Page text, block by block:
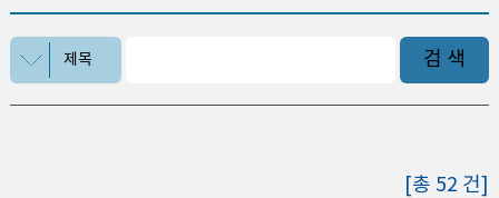
제목 검 색
[총 52 건]